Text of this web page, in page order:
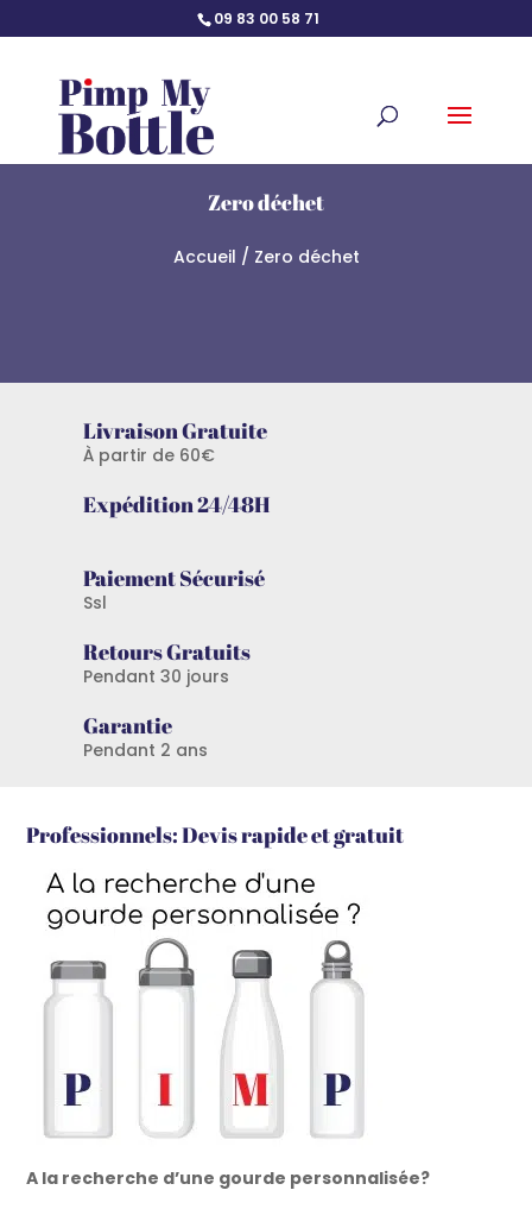
09 83 00 58 71
Zero déchet
Accueil / Zero déchet
Livraison Gratuite
À partir de 60€
Expédition 24/48H
Paiement Sécurisé
Ssl
Retours Gratuits
Pendant 30 jours
Garantie
Pendant 2 ans
Professionnels: Devis rapide et gratuit
A la recherche d’une gourde personnalisée?